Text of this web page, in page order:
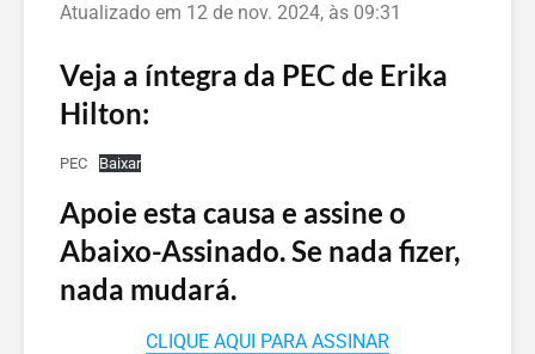
Atualizado em 12 de nov. 2024, às 09:31
Veja a íntegra da PEC de Erika
Hilton:
PEC Baixar
Apoie esta causa e assine o
Abaixo-Assinado. Se nada fizer,
nada mudará.
CLIQUE AQUI PARA ASSINAR